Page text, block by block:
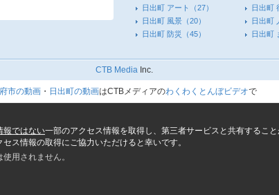
日出町 アート
（27） 日出町
日出町 風景 （20） 日出町
日出町 防災
（45） 日出町
CTB MediaInc.
市の動画 ・ 日出町の動画はCTBメディアのわくわくとんぼビデオで
報ではない一部のアクセス情報を取得し、第三者サービスと共有すること
ス情報の取得にご協力いただけると幸いです。
用されません。